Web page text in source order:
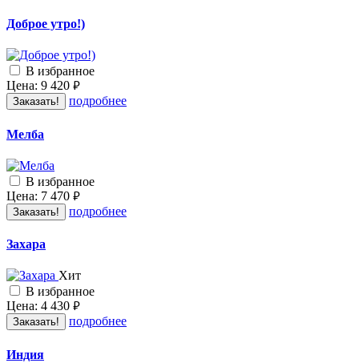
Доброе утро!)
В избранное
Цена: 9 420 руб.
Заказать! подробнее
Мелба
В избранное
Цена: 7 470 руб.
Заказать! подробнее
Захара
Хит
В избранное
Цена: 4 430 руб.
Заказать! подробнее
Индия